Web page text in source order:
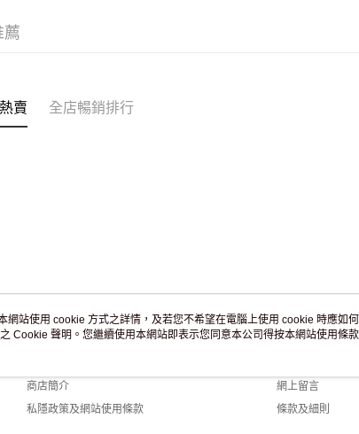
薦
賣 全店暢銷排行
關於我們
商店簡介
私隱政策及網站使用條款
客戶服務
網上留言
條款及細則
網站使用 cookie 方式之詳情，及若您不希望在電腦上使用 cookie 時應如
Cookie 聲明。您繼續使用本網站即表示您同意本公司得按本網站使用條